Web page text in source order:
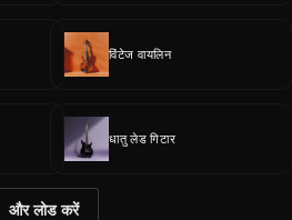
विंटेज वायलिन
धातु लेड गिटार
और लोड करें